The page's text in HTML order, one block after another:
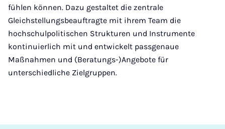
fühlen können. Dazu gestaltet die zentrale
Gleichstellungsbeauftragte mit ihrem Team die
hochschulpolitischen Strukturen und Instrumente
kontinuierlich mit und entwickelt passgenaue
Maßnahmen und (Beratungs-)Angebote für
unterschiedliche Zielgruppen.